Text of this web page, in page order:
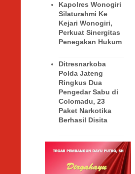
Kapolres Wonogiri
Silaturahmi Ke
Kejari Wonogiri,
Perkuat Sinergitas
Penegakan Hukum
Ditresnarkoba
Polda Jateng
Ringkus Dua
Pengedar Sabu di
Colomadu, 23
Paket Narkotika
Berhasil Disita